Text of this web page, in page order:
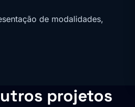
de modalidades,
projetos